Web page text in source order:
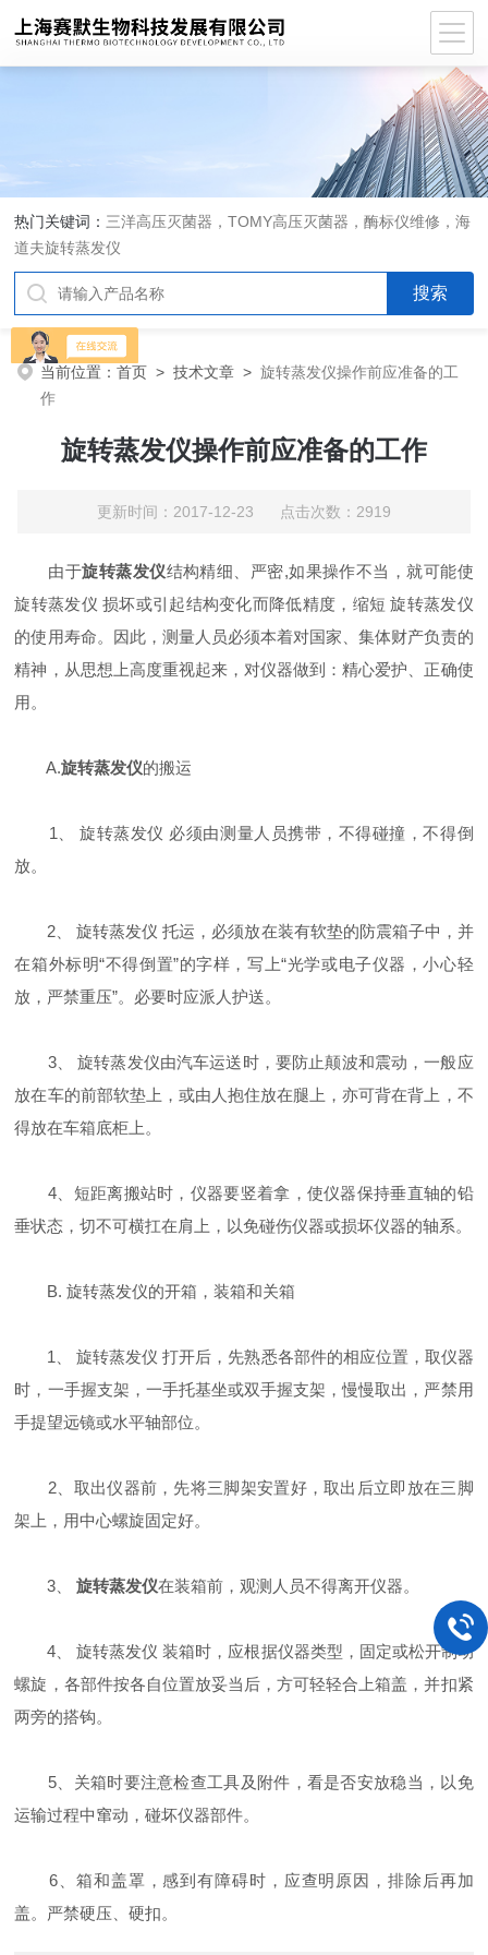
热门关键词： 三洋高压灭菌器，TOMY高压灭菌器，酶标仪维修，海
道夫旋转蒸发仪
当前位置：首页 >技术文章 >旋转蒸发仪操作前应准备的工
作
旋转蒸发仪操作前应准备的工作
更新时间：2017-12-23 点击次数：2919
由于旋转蒸发仪结构精细、严密,如果操作不当，就可能使
旋转蒸发仪 损坏或引起结构变化而降低精度，缩短 旋转蒸发仪
的使用寿命。因此，测量人员必须本着对国家、集体财产负责的
精神，从思想上高度重视起来，对仪器做到：精心爱护、正确使
用。
A.旋转蒸发仪的搬运
1、 旋转蒸发仪 必须由测量人员携带，不得碰撞，不得倒
放。
2、 旋转蒸发仪 托运，必须放在装有软垫的防震箱子中，并
在箱外标明“不得倒置”的字样，写上“光学或电子仪器，小心轻
放，严禁重压”。必要时应派人护送。
3、 旋转蒸发仪由汽车运送时，要防止颠波和震动，一般应
放在车的前部软垫上，或由人抱住放在腿上，亦可背在背上，不
得放在车箱底柜上。
4、短距离搬站时，仪器要竖着拿，使仪器保持垂直轴的铅
垂状态，切不可横扛在肩上，以免碰伤仪器或损坏仪器的轴系。
B. 旋转蒸发仪的开箱，装箱和关箱
1、 旋转蒸发仪 打开后，先熟悉各部件的相应位置，取仪器
时，一手握支架，一手托基坐或双手握支架，慢慢取出，严禁用
手提望远镜或水平轴部位。
2、取出仪器前，先将三脚架安置好，取出后立即放在三脚
架上，用中心螺旋固定好。
3、旋转蒸发仪在装箱前，观测人员不得离开仪器。
4、 旋转蒸发仪 装箱时，应根据仪器类型，固定或松开制动
螺旋，各部件按各自位置放妥当后，方可轻轻合上箱盖，并扣紧
两旁的搭钩。
5、关箱时要注意检查工具及附件，看是否安放稳当，以免
运输过程中窜动，碰坏仪器部件。
6、箱和盖罩，感到有障碍时，应查明原因，排除后再加
盖。严禁硬压、硬扣。